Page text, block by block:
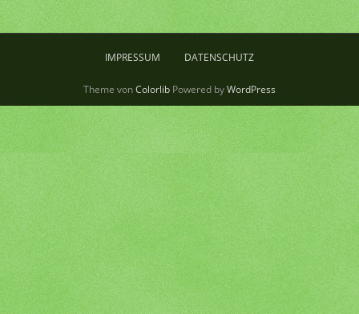
IMPRESSUM DATENSCHUTZ
Theme vonColorlib Powered byWordPress